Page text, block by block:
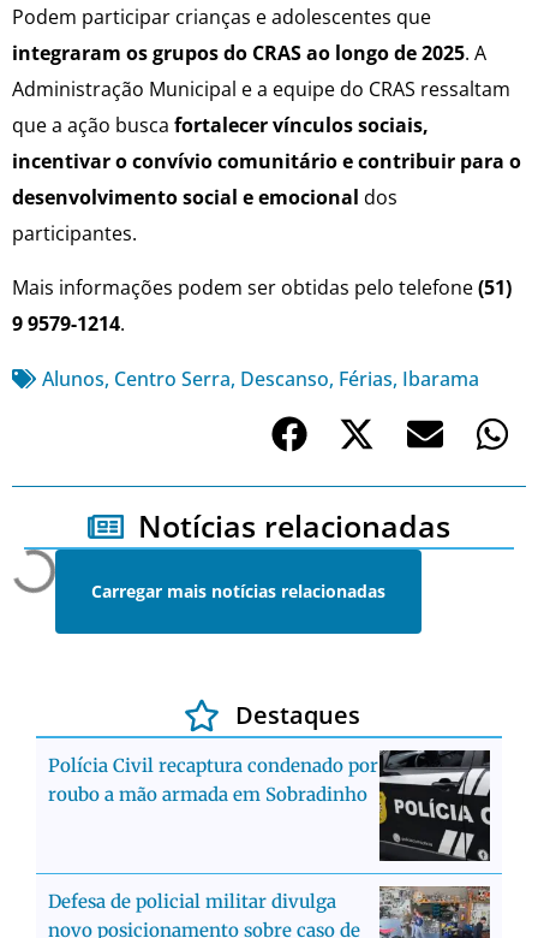
Podem participar crianças e adolescentes que
integraram os grupos do CRAS ao longo de 2025. A
Administração Municipal e a equipe do CRAS ressaltam
que a ação busca fortalecer vínculos sociais,
incentivar o convívio comunitário e contribuir para o
desenvolvimento social e emocional dos
participantes.
Mais informações podem ser obtidas pelo telefone(51)
9 9579-1214.
Alunos, Centro Serra, Descanso, Férias, Ibarama
Notícias relacionadas
Carregar mais notícias relacionadas
Destaques
Polícia Civil recaptura condenado por
roubo a mão armada em Sobradinho
Defesa de policial militar divulga
novo posicionamento sobre caso de